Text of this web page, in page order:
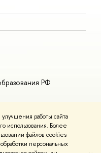
работы сайта
использования. Более
файлов cookies
персональных
РФ